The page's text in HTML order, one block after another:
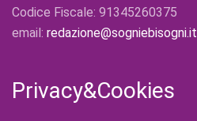
Codice Fiscale: 91345260375
email: redazione@sogniebisogni.it
Privacy&Cookies